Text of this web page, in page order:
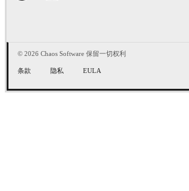
© 2026 Chaos Software 保留一切权利
条款 隐私 EULA